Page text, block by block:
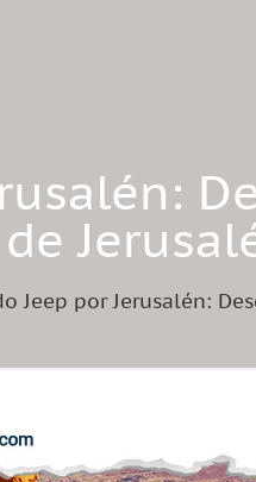
Jeep por Jerusalén: